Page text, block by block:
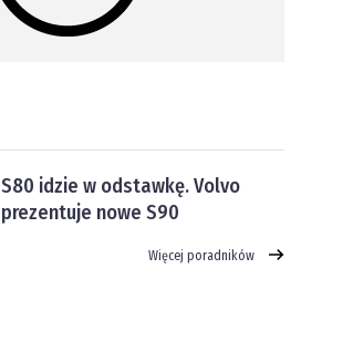
S80 idzie w odstawkę. Volvo
prezentuje nowe S90
Więcej poradników